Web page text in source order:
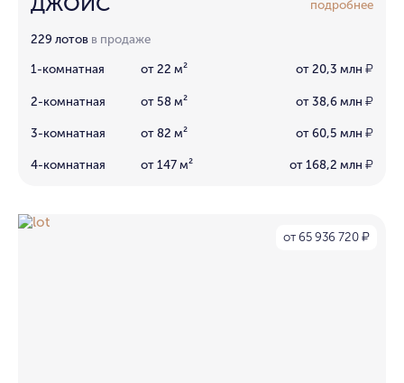
подробнее
229 лотов в продаже
1-комнатная от 22 м² от 20,3 млн ₽
2-комнатная от 58 м² от 38,6 млн ₽
3-комнатная от 82 м² от 60,5 млн ₽
4-комнатная от 147 м² от 168,2 млн ₽
от 65 936 720 ₽